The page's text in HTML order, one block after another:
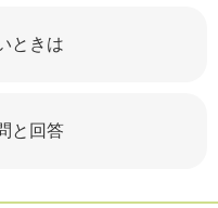
ときは
と回答